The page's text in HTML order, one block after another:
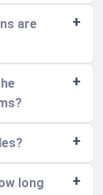
are
long